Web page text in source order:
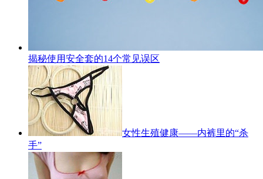
揭秘使用安全套的14个常见误区
女性生殖健康——内裤里的“杀
手”